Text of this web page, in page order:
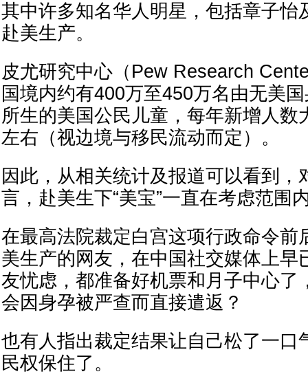
其中许多知名华人明星，包括章子怡
赴美生产。
皮尤研究中心（Pew Research
国境内约有400万至450万名由无美
所生的美国公民儿童，每年新增人数
左右（视边境与移民流动而定）。
因此，从相关统计及报道可以看到，
言，赴美生下“美宝”一直在考虑范围
在最高法院裁定白宫这项行政命令前
美生产的网友，在中国社交媒体上早
友忧虑，都准备好机票和月子中心了
会因身孕被严查而直接遣返？
也有人指出裁定结果让自己松了一口
民权保住了。